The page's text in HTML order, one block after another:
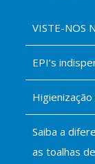
VISTE-NOS
EPI’s
Higienização
Saiba a
as toalhas